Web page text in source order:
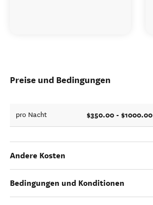
Preise und Bedingungen
pro Nacht $350.00 - $1000.00
Andere Kosten
Bedingungen und Konditionen